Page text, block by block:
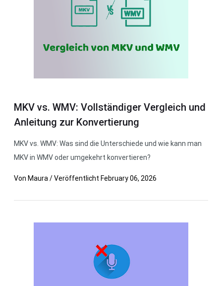
MKV vs. WMV: Vollständiger Vergleich und
Anleitung zur Konvertierung
MKV vs. WMV: Was sind die Unterschiede und wie kann man
MKV in WMV oder umgekehrt konvertieren?
Von Maura /Veröffentlicht February 06, 2026